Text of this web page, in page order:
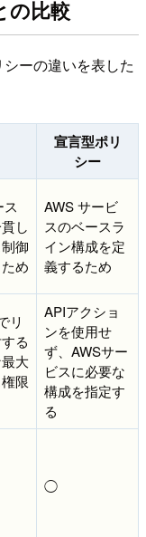
の比較
ーの違いを表した
宣言型ポリ
シー
し
御
め
AWS サービ
スのベースラ
イン構成を定
義するため
リ
る
大
限
APIアクショ
ンを使用せ
ず、AWSサー
ビスに必要な
構成を指定す
る
◯